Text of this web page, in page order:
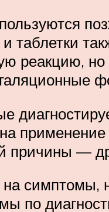
таблетки
реакцию,
причины —
на симптомы,
по